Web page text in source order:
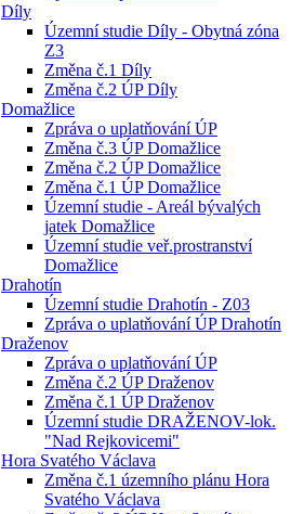
Díly
Územní studie Díly - Obytná zóna
Z3
Změna č.1 Díly
Změna č.2 ÚP Díly
Domažlice
Zpráva o uplatňování ÚP
Změna č.3 ÚP Domažlice
Změna č.2 ÚP Domažlice
Změna č.1 ÚP Domažlice
Územní studie - Areál bývalých
jatek Domažlice
Územní studie veř.prostranství
Domažlice
Drahotín
Územní studie Drahotín - Z03
Zpráva o uplatňování ÚP Drahotín
Draženov
Zpráva o uplatňování ÚP
Změna č.2 ÚP Draženov
Změna č.1 ÚP Draženov
Územní studie DRAŽENOV-lok.
"Nad Rejkovicemi"
Hora Svatého Václava
Změna č.1 územního plánu Hora
Svatého Václava